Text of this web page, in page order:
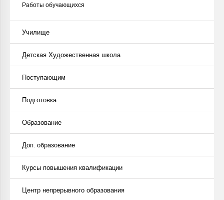
Работы обучающихся
Училище
Детская Художественная школа
Поступающим
Подготовка
Образование
Доп. образование
Курсы повышения квалификации
Центр непрерывного образования